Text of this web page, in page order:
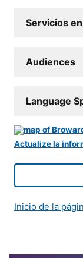
Servicios
Audiences
Language
Actualize la
Inicio de la